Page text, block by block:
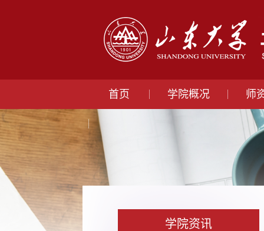
首页 学院概况 师
学院资讯